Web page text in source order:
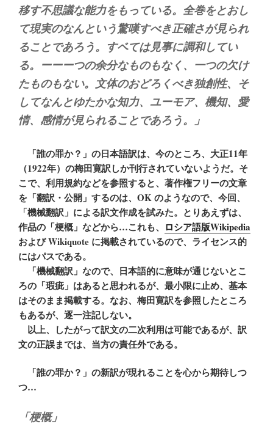
移す不思議な能力をもっている。全巻をとおし
て現実のなんという驚嘆すべき正確さが見られ
ることであろう。すベては見事に調和してい
る。ーーーつの余分なものもなく、一つの欠け
たものもない。文体のおどろくべき独創性、そ
してなんとゆたかな知力、ユーモア、機知、愛
情、感情が見られることであろう。」
「誰の罪か？」の日本語訳は、今のところ、大正11年
（1922年）の梅田寛訳しか刊行されていないようだ。そ
こで、利用規約などを参照すると、著作権フリーの文章
を「翻訳・公開」するのは、OK のようなので、今回、
「機械翻訳」による訳文作成を試みた。とりあえずは、
作品の「梗概」などから…これも、 ロシア語版Wikipedia
および Wikiquote に掲載されているので、ライセンス的
にはパスである。
「機械翻訳」なので、日本語的に意味が通じないとこ
ろの「瑕疵」はあると思われるが、最小限に止め、基本
はそのまま掲載する。なお、梅田寛訳を参照したところ
もあるが、逐一注記しない。
以上、したがって訳文の二次利用は可能であるが、訳
文の正誤までは、当方の責任外である。
「誰の罪か？」の新訳が現れることを心から期待しつ
つ…
「梗概」